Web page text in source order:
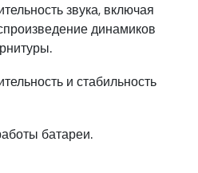
звука, включая
динамиков
и стабильность
батареи.